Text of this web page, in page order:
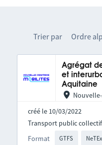
Trier par Ordre
Agrégat
et
Aquitaine
créé le 10/03/2022
Format GTFS NeTEx
Transport public collectif